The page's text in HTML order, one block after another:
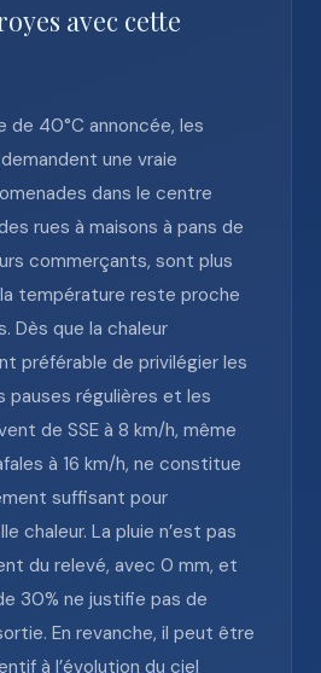
avec cette
de 40°C annoncée, les
une vraie
dans le centre
rues à maisons à pans de
commerçants, sont plus
température reste proche
Dès que la chaleur
préférable de privilégier les
pauses régulières et les
de SSE à 8 km/h, même
à 16 km/h, ne constitue
suffisant pour
chaleur. La pluie n’est pas
du relevé, avec 0 mm, et
30% ne justifie pas de
En revanche, il peut être
à l’évolution du ciel